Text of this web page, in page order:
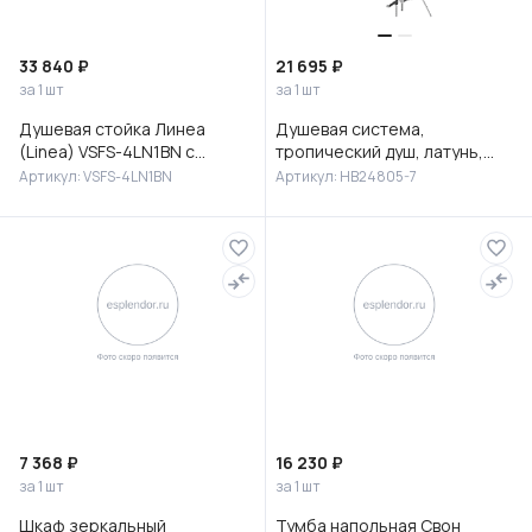
33 840 ₽
за 1 шт
Душевая стойка Линеа
(Linea) VSFS-4LN1BN с
изливом, брашированный
Артикул: VSFS-4LN1BN
21 695 ₽
за 1 шт
Душевая система,
тропический душ, латунь,
черный/хром, HB24805-7
Артикул: HB24805-7
7 368 ₽
за 1 шт
Шкаф зеркальный
16 230 ₽
за 1 шт
Тумба напольная Свон